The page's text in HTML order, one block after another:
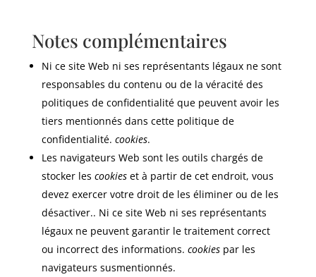
Notes complémentaires
Ni ce site Web ni ses représentants légaux ne sont
responsables du contenu ou de la véracité des
politiques de confidentialité que peuvent avoir les
tiers mentionnés dans cette politique de
confidentialité. cookies.
Les navigateurs Web sont les outils chargés de
stocker les cookieset à partir de cet endroit, vous
devez exercer votre droit de les éliminer ou de les
désactiver.. Ni ce site Web ni ses représentants
légaux ne peuvent garantir le traitement correct
ou incorrect des informations. cookiespar les
navigateurs susmentionnés.